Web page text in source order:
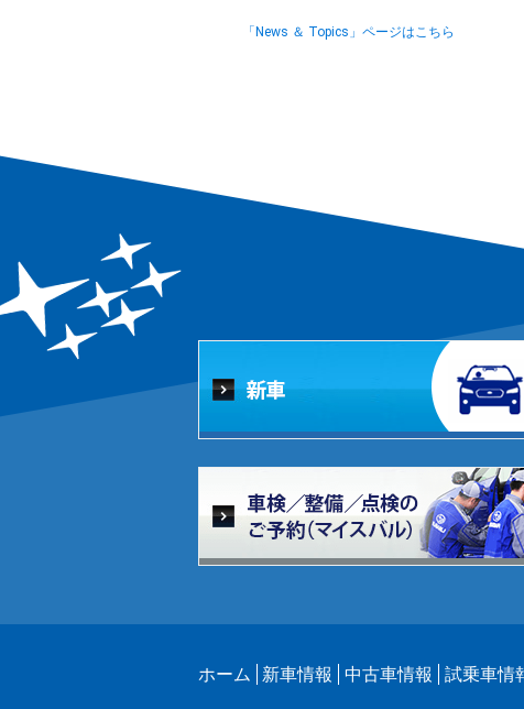
「News ＆ Topics」ページはこちら
ホーム 新車情報 中古車情報 試乗車情